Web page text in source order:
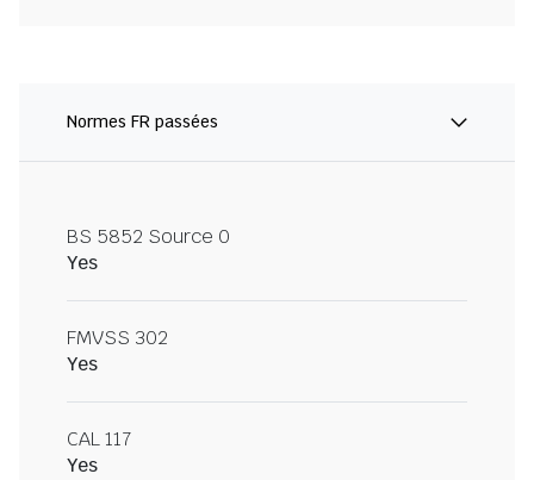
Normes FR passées
BS 5852 Source 0
Yes
FMVSS 302
Yes
CAL 117
Yes